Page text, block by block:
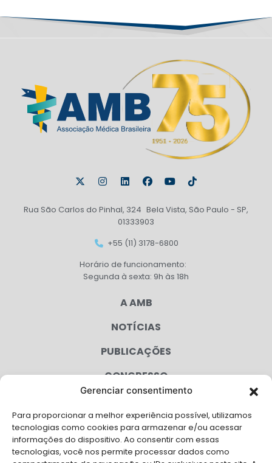
Gerenciar consentimento
Para proporcionar a melhor experiência possível, utilizamos
tecnologias como cookies para armazenar e/ou acessar
informações do dispositivo. Ao consentir com essas
tecnologias, você nos permite processar dados como
Rua São Carlos do Pinhal, 324 Bela Vista, São Paulo - SP,
01333903
+55 (11) 3178-6800
Horário de funcionamento:
Segunda à sexta: 9h às 18h
A AMB
NOTÍCIAS
PUBLICAÇÕES
CONGRESSO
CAMPANHAS
SERVIÇOS